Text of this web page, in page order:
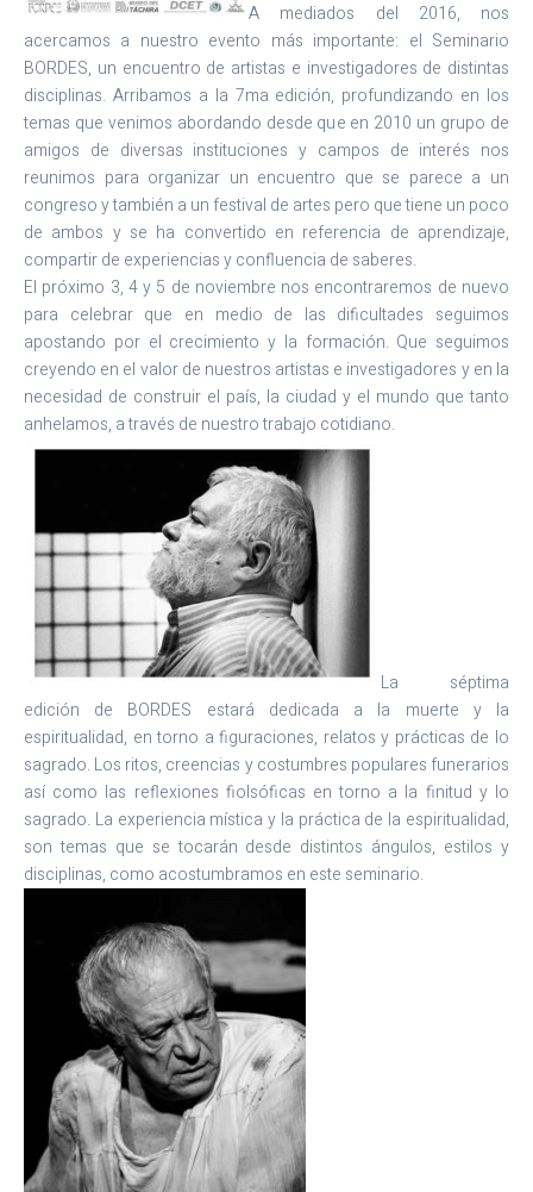
A mediados del 2016, nos
acercamos a nuestro evento más importante: el Seminario
BORDES, un encuentro de artistas e investigadores de distintas
disciplinas. Arribamos a la 7ma edición, profundizando en los
temas que venimos abordando desde que en 2010 un grupo de
amigos de diversas instituciones y campos de interés nos
reunimos para organizar un encuentro que se parece a un
congreso y también a un festival de artes pero que tiene un poco
de ambos y se ha convertido en referencia de aprendizaje,
compartir de experiencias y confluencia de saberes.
El próximo 3, 4 y 5 de noviembre nos encontraremos de nuevo
para celebrar que en medio de las dificultades seguimos
apostando por el crecimiento y la formación. Que seguimos
creyendo en el valor de nuestros artistas e investigadores y en la
necesidad de construir el país, la ciudad y el mundo que tanto
anhelamos, a través de nuestro trabajo cotidiano.
La séptima
edición de BORDES estará dedicada a la muerte y la
espiritualidad, en torno a figuraciones, relatos y prácticas de lo
sagrado. Los ritos, creencias y costumbres populares funerarios
así como las reflexiones fiolsóficas en torno a la finitud y lo
sagrado. La experiencia mística y la práctica de la espiritualidad,
son temas que se tocarán desde distintos ángulos, estilos y
disciplinas, como acostumbramos en este seminario.